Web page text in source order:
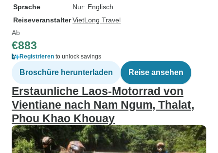
Sprache
Nur: Englisch
ReiseveranstalterVietLong Travel
Ab
€883
Registrieren to unlock savings
Broschüre herunterladen Reise ansehen
Erstaunliche Laos-Motorrad von
Vientiane nach Nam Ngum, Thalat,
Phou Khao Khouay